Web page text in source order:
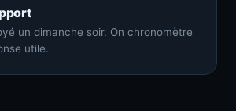
un dimanche soir. On chronomètre
utile.